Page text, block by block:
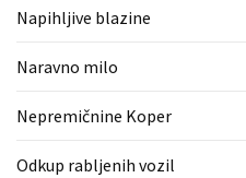
(1)
Napihljive blazine
Naravno milo
Nepremičnine Koper
Odkup rabljenih vozil